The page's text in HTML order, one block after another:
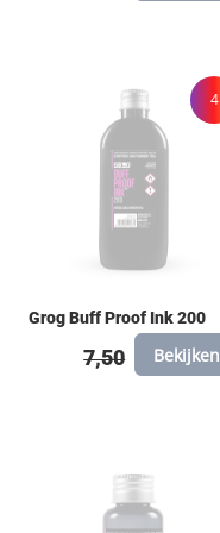
4
Grog Buff Proof Ink 200
7,50 Bekijken